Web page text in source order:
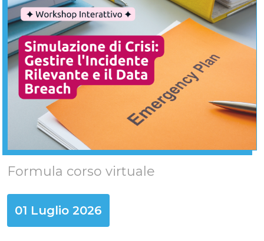
Formula corso virtuale
01 Luglio 2026